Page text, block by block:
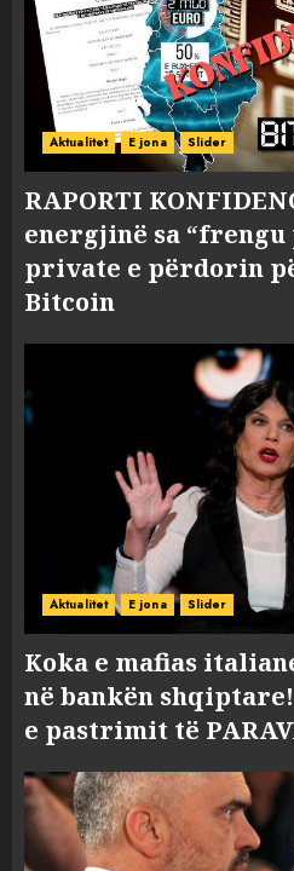
Aktualitet E jona Slider
RAPORTI
energjinë sa “frengu
private e përdorin
Bitcoin
Aktualitet E jona Slider
Koka e mafias
në bankën
e pastrimit të